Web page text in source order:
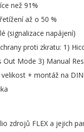
než 91%
až o 50 %
(signalizace napájení)
proti zkratu: 1)
Out Mode 3) Manual
+ montáž na DIN
zdrojů FLEX a jejich